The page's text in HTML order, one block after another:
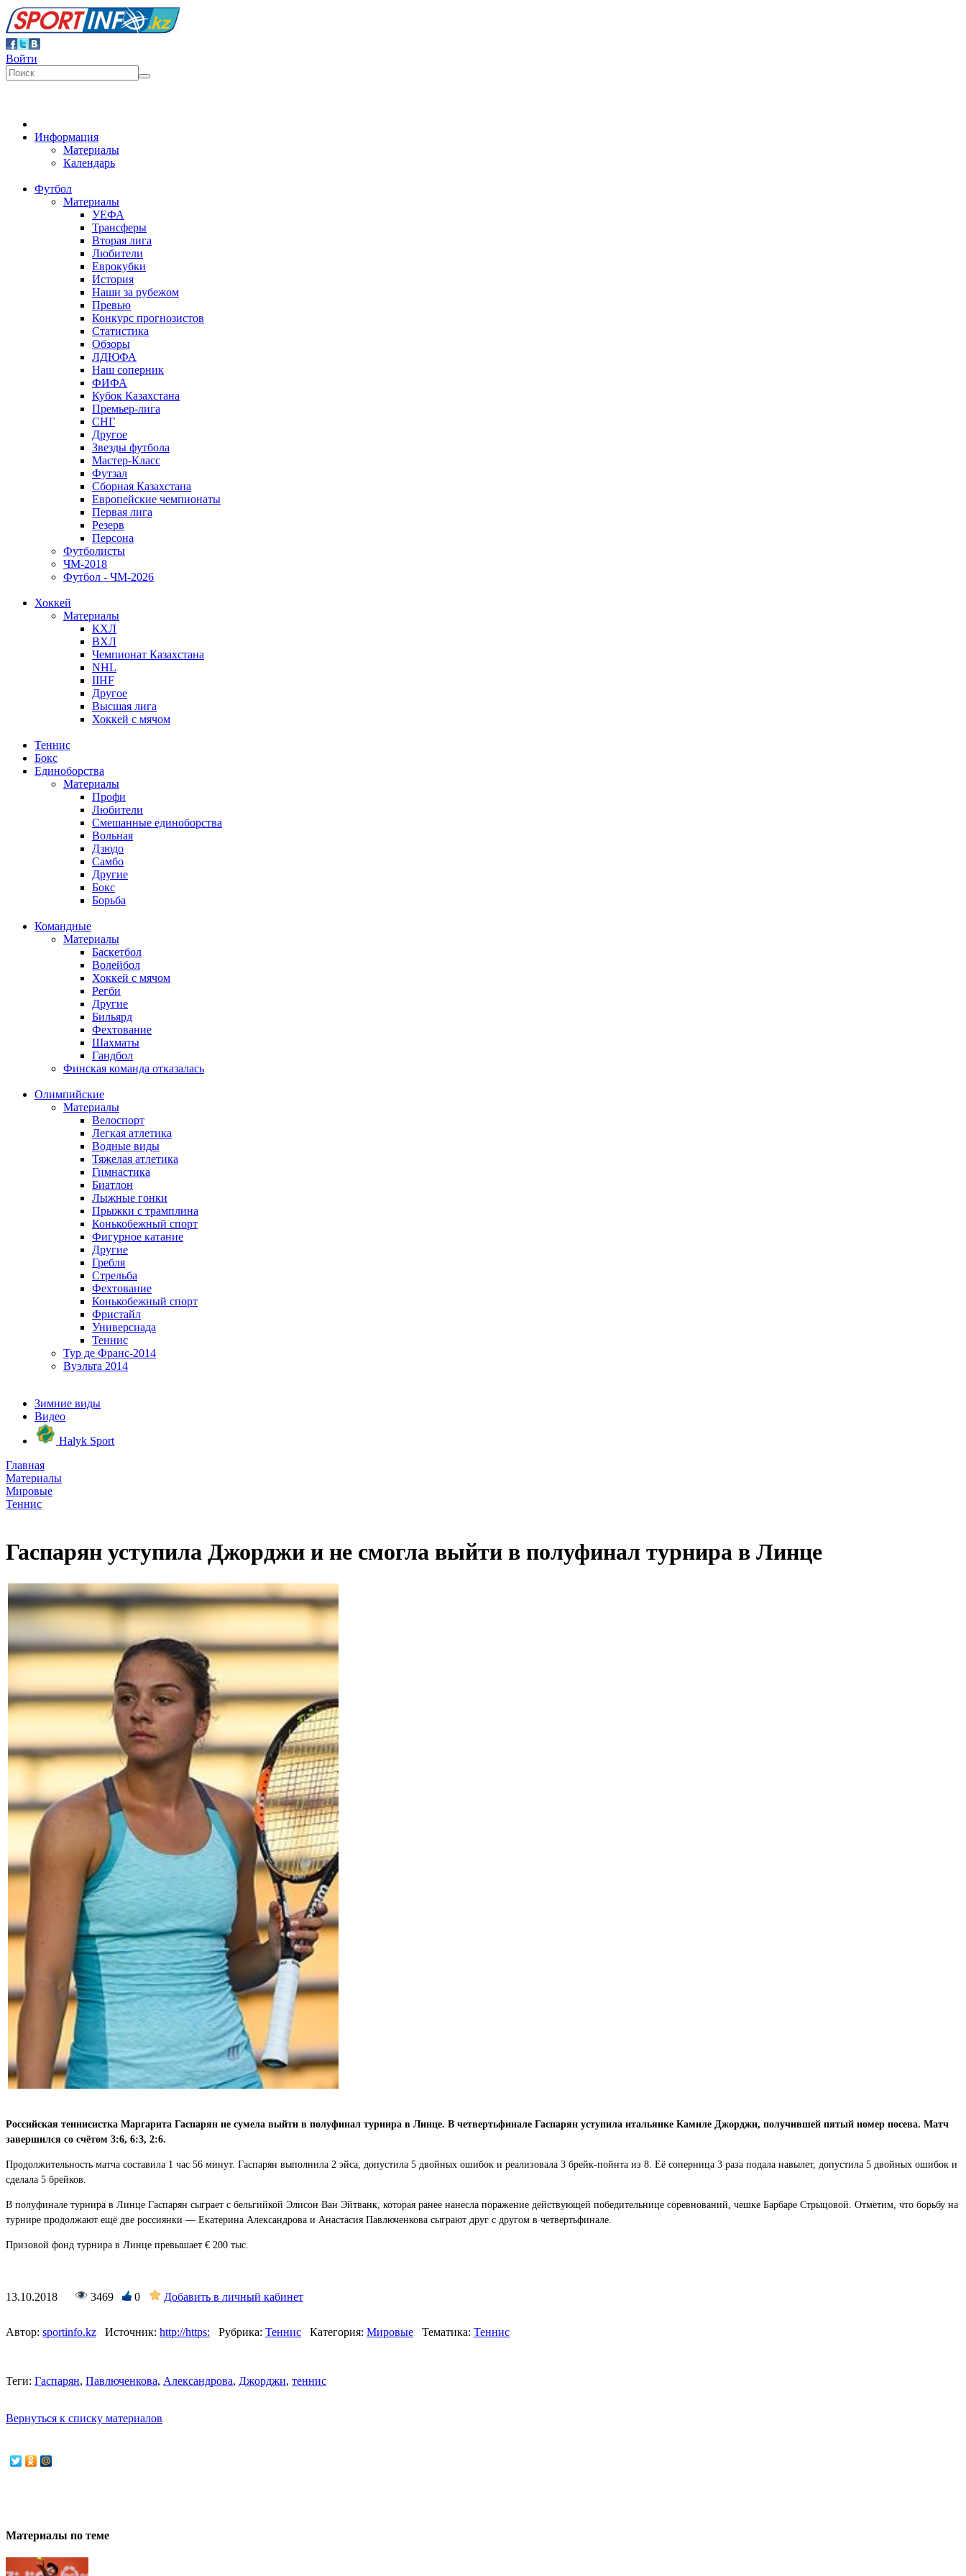
Войти
Информация
Материалы
Календарь
Футбол
Материалы
УЕФА
Трансферы
Вторая лига
Любители
Еврокубки
История
Наши за рубежом
Превью
Конкурс прогнозистов
Статистика
Обзоры
ЛДЮФА
Наш соперник
ФИФА
Кубок Казахстана
Премьер-лига
СНГ
Другое
Звезды футбола
Мастер-Класс
Футзал
Сборная Казахстана
Европейские чемпионаты
Первая лига
Резерв
Персона
Футболисты
ЧМ-2018
Футбол - ЧМ-2026
Хоккей
Материалы
КХЛ
ВХЛ
Чемпионат Казахстана
NHL
IIHF
Другое
Высшая лига
Хоккей с мячом
Теннис
Бокс
Единоборства
Материалы
Профи
Любители
Смешанные единоборства
Вольная
Дзюдо
Самбо
Другие
Бокс
Борьба
Командные
Материалы
Баскетбол
Волейбол
Хоккей с мячом
Регби
Другие
Бильярд
Фехтование
Шахматы
Гандбол
Финская команда отказалась
Олимпийские
Материалы
Велоспорт
Легкая атлетика
Водные виды
Тяжелая атлетика
Гимнастика
Биатлон
Лыжные гонки
Прыжки с трамплина
Конькобежный спорт
Фигурное катание
Другие
Гребля
Стрельба
Фехтование
Конькобежный спорт
Фристайл
Универсиада
Теннис
Тур де Франс-2014
Вуэльта 2014
Зимние виды
Видео
Halyk Sport
Главная
Материалы
Мировые
Теннис
Гаспарян уступила Джорджи и не смогла выйти в полуфинал турнира в Линце
Российская теннисистка Маргарита Гаспарян не сумела выйти в полуфинал турнира в Линце. В четвертьфинале Гаспарян уступила итальянке Камиле Джорджи, получившей пятый номер посева. Матч
завершился со счётом 3:6, 6:3, 2:6.
Продолжительность матча составила 1 час 56 минут. Гаспарян выполнила 2 эйса, допустила 5 двойных ошибок и реализовала 3 брейк-пойнта из 8. Её соперница 3 раза подала навылет, допустила 5 двойных ошибок и
сделала 5 брейков.
В полуфинале турнира в Линце Гаспарян сыграет с бельгийкой Элисон Ван Эйтванк, которая ранее нанесла поражение действующей победительнице соревнований, чешке Барбаре Стрыцовой. Отметим, что борьбу на
турнире продолжают ещё две россиянки — Екатерина Александрова и Анастасия Павлюченкова сыграют друг с другом в четвертьфинале.
Призовой фонд турнира в Линце превышает € 200 тыс.
https://www.sports.kz/news/proekt-na-milliard-ozvuchil-neveroyatn
13.10.2018 3469 0 Добавить в личный кабинет
Автор: sportinfo.kz Источник: http://https: Рубрика: Теннис Категория: Мировые Тематика: Теннис
Теги: Гаспарян, Павлюченкова, Александрова, Джорджи, теннис
Вернуться к списку материалов
Материалы по теме